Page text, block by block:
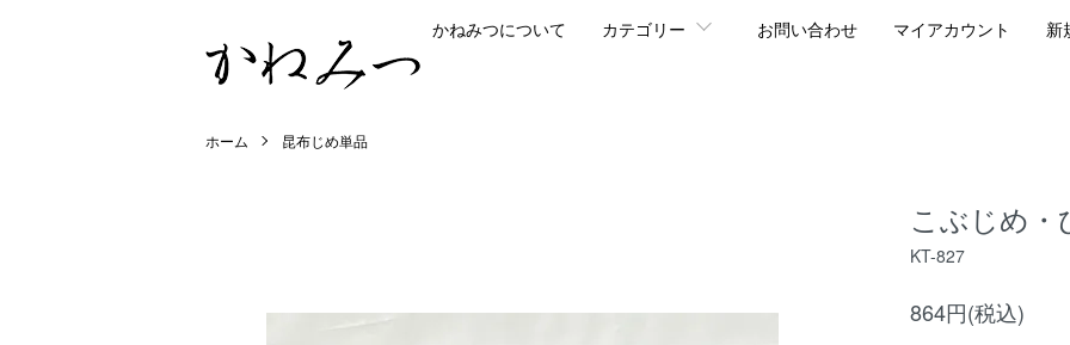
かねみつについて カテゴリー お問い合わせ マイアカウント 新
ホーム 昆布じめ単品
こぶじめ・
KT-827
864円(税込)